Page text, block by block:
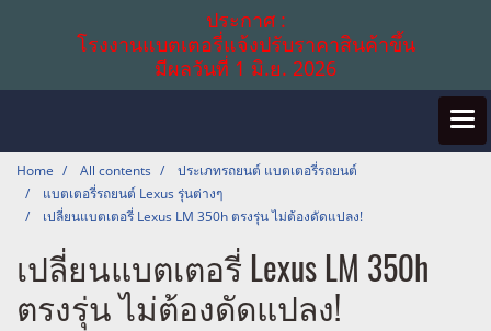
ประกาศ :
โรงงานแบตเตอรี่แจ้งปรับราคาสินค้าขึ้น
มีผลวันที่ 1 มิ.ย. 2026
Home All contents
ประเภทรถยนต์ แบตเตอรี่รถยนต์
แบตเตอรี่รถยนต์ Lexus รุ่นต่างๆ
เปลี่ยนแบตเตอรี่ Lexus LM 350h ตรงรุ่น ไม่ต้องดัดแปลง!
เปลี่ยนแบตเตอรี่ Lexus LM 350h
ตรงรุ่น ไม่ต้องดัดแปลง!